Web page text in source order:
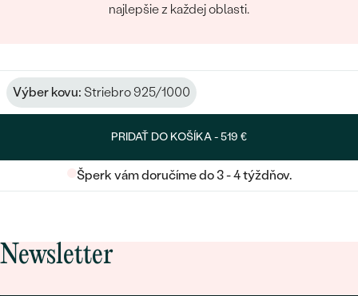
najlepšie z každej oblasti.
Výber kovu: Striebro 925/1000
PRIDAŤ DO KOŠÍKA -519 €
Šperk vám doručíme do 3 - 4 týždňov.
Newsletter